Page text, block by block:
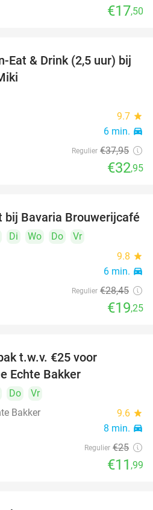
€17,50
13%
Eat & Drink (2,5 uur) bij
9.7 star
6 min. directions_car
Regulier €37,95
€32,95
32%
bij Bavaria Brouwerijcafé
Di Wo Do
Vr
9.8 star
6 min. directions_car
Regulier €28,45
€19,25
t.w.v. €25 voor
Echte Bakker
Do
Vr
Bakker
9.6 star
8 min. directions_car
Regulier €25
€11 ,99